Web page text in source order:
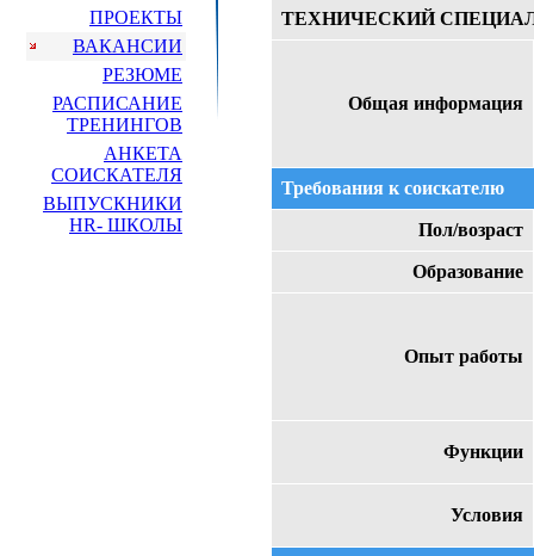
ПРОЕКТЫ
ВАКАНСИИ
РЕЗЮМЕ
РАСПИСАНИЕ
ТРЕНИНГОВ
АНКЕТА
СОИСКАТЕЛЯ
ВЫПУСКНИКИ
HR- ШКОЛЫ
ТЕХНИЧЕСКИЙ
Общая информация
Требования к соискателю
Пол/возраст
Образование
Опыт работы
Функции
Условия